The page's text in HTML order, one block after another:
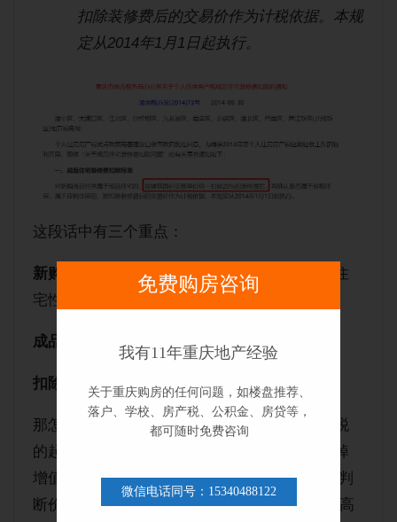
扣除装修费后的交易价作为计税依据。本规
定从2014年1月1日起执行。
这段话中有三个重点：
新购商品住房
：指的是在主城九区范围内购买住
宅性质的商品房，且仅针对新房，二手房除外。
成品住宅 ：意思是开发商精装修的房子。
扣除20%：在建面单价的基础上扣除20%。
那怎么判断我买的精装房有没有达到当年房产税
的起征点呢？很简单，把房子的建面成交价去掉
增值税部分，再扣除20%的装修费，将得到的“判
断价格”与当年公布的豪宅税起征点相比，前者高
免费购房咨询
我有11年重庆地产经验
关于重庆购房的任何问题，如楼盘推荐、
落户、学校、房产税、公积金、房贷等，
都可随时免费咨询
微信电话同号：15340488122